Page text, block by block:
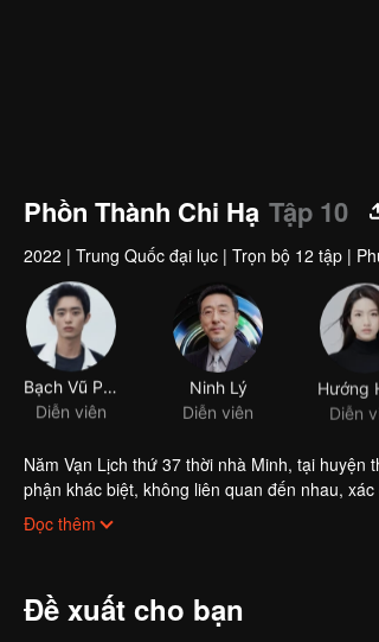
Phồn Thành Chi Hạ Tập 10
2022 | Trung Quốc đại lục | Trọn bộ 12 tập |
Bạch Vũ Phàm
Diễn viên
Ninh Lý
Diễn viên
Diễn
Năm Vạn Lịch thứ 37 thời nhà Minh, tại
phận khác biệt, không liên quan đến nhau,
đệ của nạn nhân đầu tiên, tiểu bổ khoái Khúc
tầng lớp người lần lượt xuất hiện, trong màn
Đọc thêm
Đề xuất cho bạn